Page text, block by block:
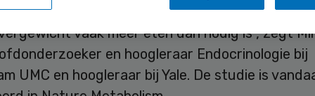
kan mogelijk verklaard worden waarom mensen
vaak meer eten dan nodig is”, zegt
en hoogleraar Endocrinologie bij
UMC en hoogleraar bij Yale. De studie is